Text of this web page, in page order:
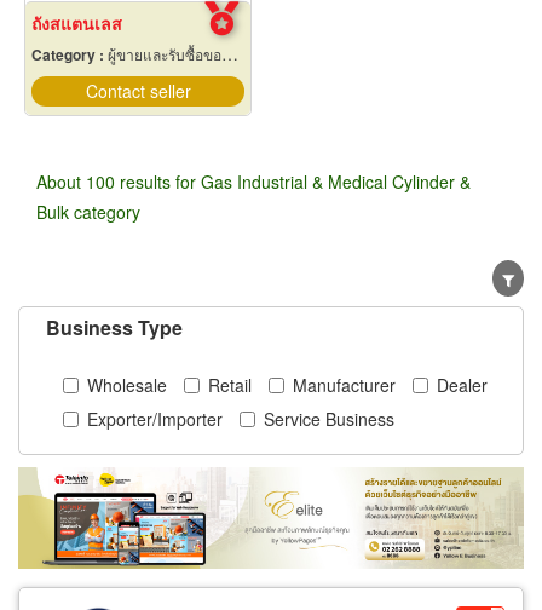
ถังสแตนเลส
Category : ผู้ขายและรับซื้อของเก่าและเศษเหล็ก
Contact seller
About 100 results for Gas Industrial & Medical Cylinder &
Bulk category
Business Type
Wholesale Retail Manufacturer
Dealer
Exporter/Importer
Service Business